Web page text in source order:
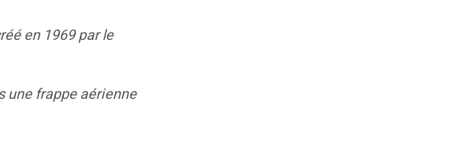
en 1969 par le
une frappe aérienne